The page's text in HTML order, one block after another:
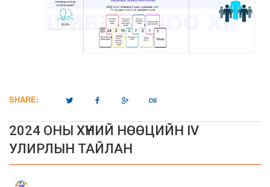
SHARE:
2024 ОНЫ ХҮНИЙ НӨӨЦИЙН IV
УЛИРЛЫН ТАЙЛАН